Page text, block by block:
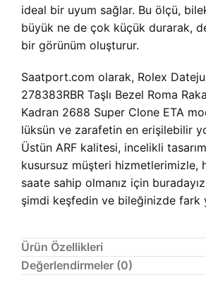
ideal bir uyum sağlar. Bu ölçü,
büyük ne de çok küçük durarak,
bir görünüm oluşturur.
Saatport.com olarak, Rolex
278383RBR Taşlı Bezel Roma
Kadran 2688 Super Clone ETA
lüksün ve zarafetin en erişilebilir
Üstün ARF kalitesi, incelikli
kusursuz müşteri hizmetlerimizle,
saate sahip olmanız için
şimdi keşfedin ve bileğinizde fark
Ürün Özellikleri
Değerlendirmeler (0)